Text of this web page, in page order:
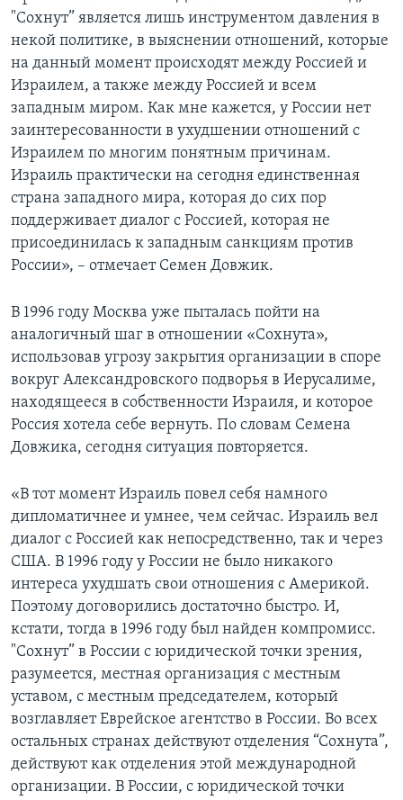
"Сохнут” является лишь инструментом давления в
некой политике, в выяснении отношений, которые
на данный момент происходят между Россией и
Израилем, а также между Россией и всем
западным миром. Как мне кажется, у России нет
заинтересованности в ухудшении отношений с
Израилем по многим понятным причинам.
Израиль практически на сегодня единственная
страна западного мира, которая до сих пор
поддерживает диалог с Россией, которая не
присоединилась к западным санкциям против
России», – отмечает Семен Довжик.
В 1996 году Москва уже пыталась пойти на
аналогичный шаг в отношении «Сохнута»,
использовав угрозу закрытия организации в споре
вокруг Александровского подворья в Иерусалиме,
находящееся в собственности Израиля, и которое
Россия хотела себе вернуть. По словам Семена
Довжика, сегодня ситуация повторяется.
«В тот момент Израиль повел себя намного
дипломатичнее и умнее, чем сейчас. Израиль вел
диалог с Россией как непосредственно, так и через
США. В 1996 году у России не было никакого
интереса ухудшать свои отношения с Америкой.
Поэтому договорились достаточно быстро. И,
кстати, тогда в 1996 году был найден компромисс.
"Сохнут” в России с юридической точки зрения,
разумеется, местная организация с местным
уставом, с местным председателем, который
возглавляет Еврейское агентство в России. Во всех
остальных странах действуют отделения “Сохнута”,
действуют как отделения этой международной
организации. В России, с юридической точки